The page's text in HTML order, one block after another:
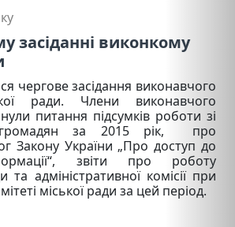
засіданні виконкому
чергове засідання виконавчого
ради. Члени виконавчого
питання підсумків роботи зі
громадян за 2015 рік, про
Закону України „Про доступ до
звіти про роботу
та адміністративної комісії при
міської ради за цей період.